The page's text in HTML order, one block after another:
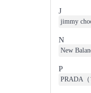
J
jimmy
N
New
P
PRADA（